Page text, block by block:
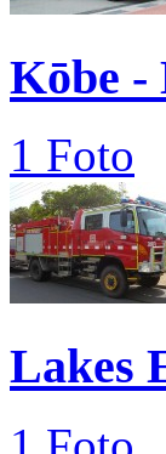
Kōbe -
1 Foto
Lakes